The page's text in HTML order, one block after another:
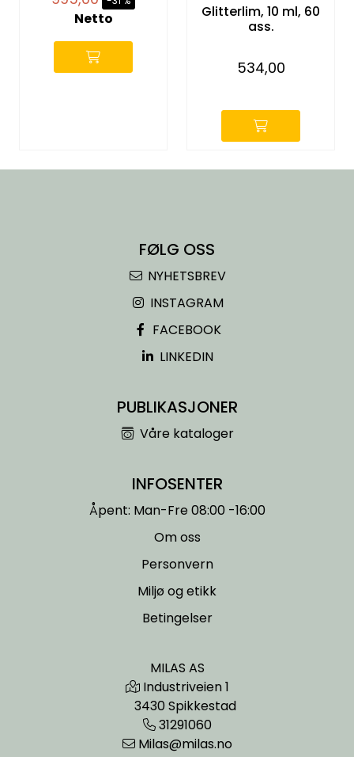
Netto
Glitterlim, 10 ml, 60
ass.
534,00
FØLG OSS
NYHETSBREV
INSTAGRAM
FACEBOOK
LINKEDIN
PUBLIKASJONER
Våre kataloger
INFOSENTER
Åpent: Man-Fre 08:00 -16:00
Om oss
Personvern
Miljø og etikk
Betingelser
MILAS AS
Industriveien 1
3430 Spikkestad
31291060
Milas@milas.no